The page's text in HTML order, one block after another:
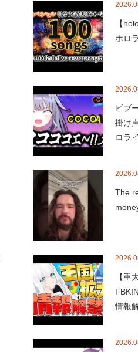
【
ホロ
ビブ
掛け
ロラ
The
【重
情報